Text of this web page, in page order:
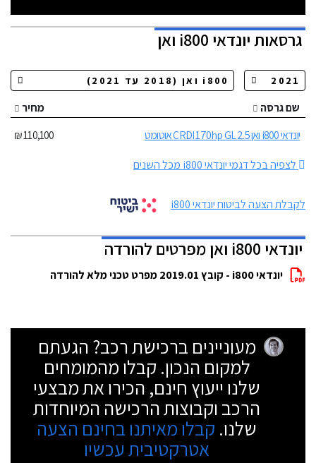
גרסאותיונדאי i800 ואן
שם גרסה
מחיר
יונדאי i800 ואן 2.5 CRDI 170hp GL אוטומט
110,100 ₪
לצפיה בכל דגמי יונדאי i800 מכל השנים
לקבלת הצעה לביטוח יונדאי i800
יונדאי i800 ואן מפרטים להורדה
יונדאי i800 - קובץ 2019.01 מפרט טכני מלא להורדה
מעוניינים ברכישת רכב? הגעתם
למקום הנכון. קבלו מהמומחים
שלנו ייעוץ חינם, הכירו את מבצעי
הרכב וקבוצות הרכישה המיוחדות
שלנו. קבלו מאיתנו בחינם הצעה
אטרקטיבית עכשיו